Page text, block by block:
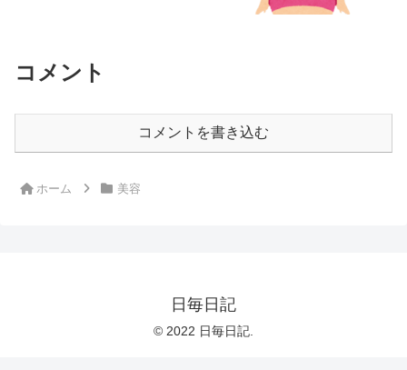
コメント
コメントを書き込む
ホーム 美容
日毎日記
© 2022 日毎日記.